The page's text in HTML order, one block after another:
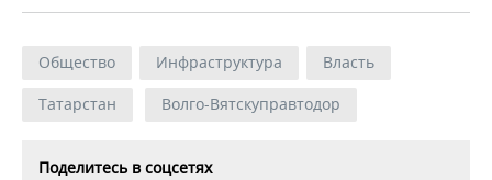
Общество Инфраструктура
Власть
Татарстан
Волго-Вятскуправтодор
Поделитесь в соцсетях